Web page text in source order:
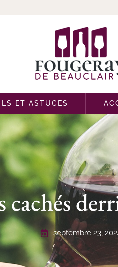
ET ASTUCES
cachés
septembre 23,